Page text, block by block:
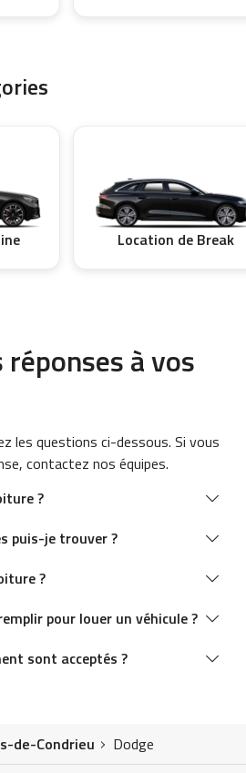
Location de Break
à vos
les questions ci-dessous. Si vous
contactez nos équipes.
?
puis-je trouver ?
?
pour louer un véhicule ?
sont acceptés ?
de-Condrieu Dodge